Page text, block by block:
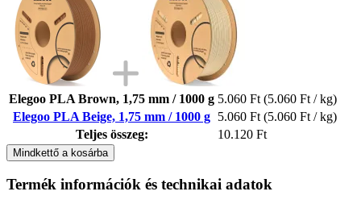
Elegoo PLA Brown, 1,75 mm / 1000 g 5.060 Ft (5.060 Ft / kg)
Elegoo PLA Beige, 1,75 mm / 1000 g 5.060 Ft (5.060 Ft / kg)
Teljes összeg:
10.120 Ft
Mindkettő a kosárba
Termék információk és technikai adatok